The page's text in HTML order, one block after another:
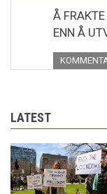
Å
ENN Å
LATEST